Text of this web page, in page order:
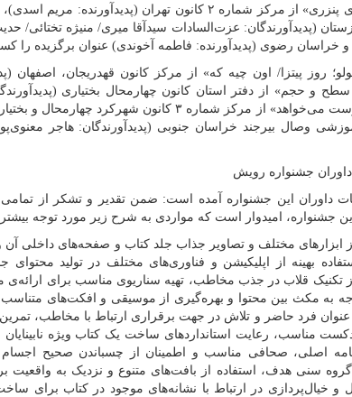
«کلاغ خنزری پنزری» از مرکز شماره ۲ کانون تهران
(پدیدآورندگان: عزت‌السادات سیدآقا میری/ منیژه
خراسان رضوی (پدیدآورنده: فاطمه آخوندی) عنوان برگزیده را
روز پیتزا/ اون چیه که» از مرکز کانون قهدریجان، اصفهان
سطح و حجم» از دفتر استان کانون چهارمحال بختیاری
«دلم یک دوست می‌خواهد» از مرکز شماره ۳ کانون
وصال بیرجند خراسان جنوبی (پدیدآورندگان: هاجر
داوران جشنواره رویش
داوران این جشنواره آمده است: ضمن تقدیر و تشکر از
این جشنواره، امیدوار است که مواردی به شرح زیر مورد توجه
ابزار‌های مختلف و تصاویر جذاب جلد کتاب و صفحه‌های داخلی
بهینه از اپلیکیشن و فناوری‌های مختلف در تولید
تکنیک قلاب در جذب مخاطب، تهیه سناریوی مناسب برای
به مکث بین محتوا و بهره‌گیری از موسیقی و افکت‌های متناسب
فرد حاضر و تلاش در جهت برقراری ارتباط با مخاطب،
مناسب، رعایت استاندارد‌های ساخت یک کتاب ویژه نابینایان
اصلی، صحافی مناسب و اطمینان از چسباندن صحیح
گروه سنی هدف، استفاده از بافت‌های متنوع و نزدیک به
و خیال‌پردازی در ارتباط با نشانه‌های موجود در کتاب برای